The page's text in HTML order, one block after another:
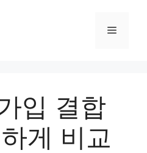
Menu
입 결합
게 비교